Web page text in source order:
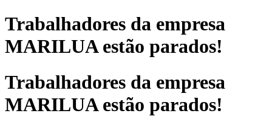
Trabalhadores da empresa
MARILUA estão parados!
Trabalhadores da empresa
MARILUA estão parados!